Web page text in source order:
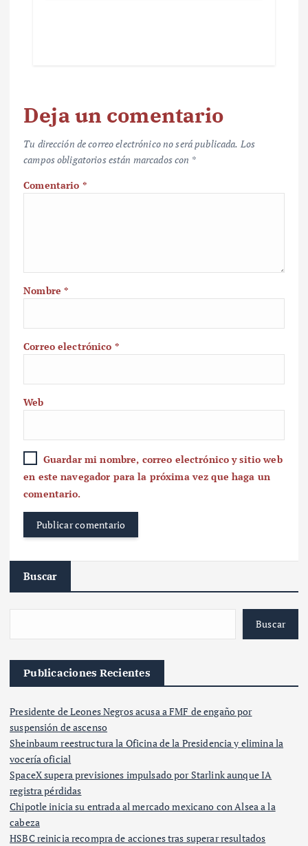
Deja un comentario
Tu dirección de correo electrónico no será publicada. Los
campos obligatorios están marcados con *
Comentario *
Nombre*
Correo electrónico *
Web
Guardar mi nombre, correo electrónico y sitio web
en este navegador para la próxima vez que haga un
comentario.
Buscar
Buscar
Publicaciones Recientes
Presidente de Leones Negros acusa a FMF de engaño por
suspensión de ascenso
Sheinbaum reestructura la Oficina de la Presidencia y elimina la
vocería oficial
SpaceX supera previsiones impulsado por Starlink aunque IA
registra pérdidas
Chipotle inicia su entrada al mercado mexicano con Alsea a la
cabeza
HSBC reinicia recompra de acciones tras superar resultados